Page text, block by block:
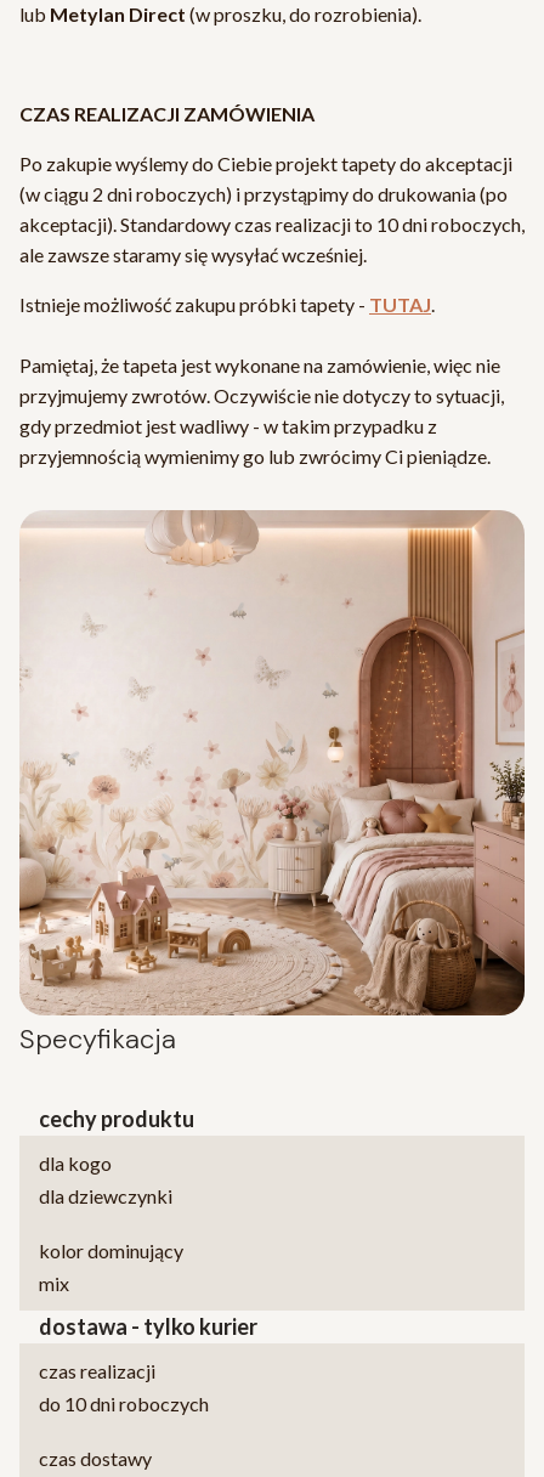
lub Metylan Direct (w proszku, do rozrobienia).
CZAS REALIZACJI ZAMÓWIENIA
Po zakupie wyślemy do Ciebie projekt tapety do akceptacji
(w ciągu 2 dni roboczych) i przystąpimy do drukowania (po
akceptacji). Standardowy czas realizacji to 10 dni roboczych,
ale zawsze staramy się wysyłać wcześniej.
Istnieje możliwość zakupu próbki tapety - TUTAJ.
Pamiętaj, że tapeta jest wykonane na zamówienie, więc nie
przyjmujemy zwrotów. Oczywiście nie dotyczy to sytuacji,
gdy przedmiot jest wadliwy - w takim przypadku z
przyjemnością wymienimy go lub zwrócimy Ci pieniądze.
Specyfikacja
cechy produktu
dla kogo
dla dziewczynki
kolor dominujący
mix
dostawa - tylko kurier
czas realizacji
do 10 dni roboczych
czas dostawy